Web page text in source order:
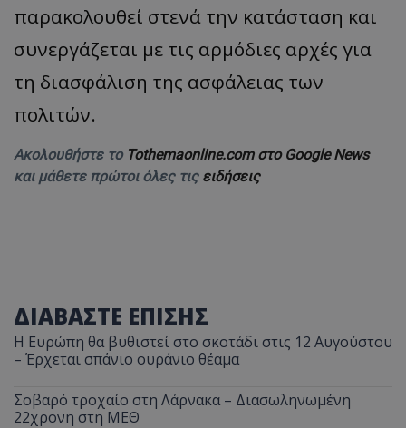
παρακολουθεί στενά την κατάσταση και
συνεργάζεται με τις αρμόδιες αρχές για
τη διασφάλιση της ασφάλειας των
πολιτών.
Ακολουθήστε το Tothemaonline.com στο Google News
και μάθετε πρώτοι όλες τις ειδήσεις
ΔΙΑΒΑΣΤΕ ΕΠΙΣΗΣ
Η Ευρώπη θα βυθιστεί στο σκοτάδι στις 12 Αυγούστου
– Έρχεται σπάνιο ουράνιο θέαμα
Σοβαρό τροχαίο στη Λάρνακα – Διασωληνωμένη
22χρονη στη ΜΕΘ